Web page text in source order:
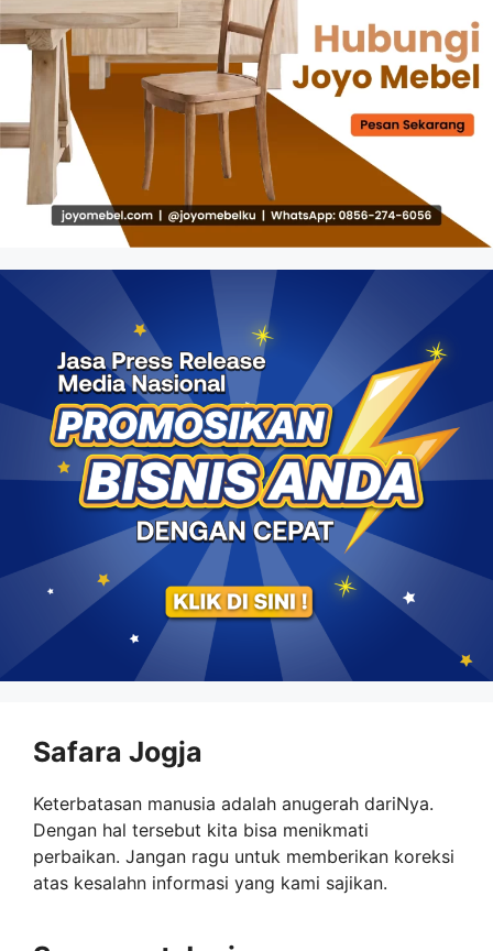
Safara Jogja
Keterbatasan manusia adalah anugerah dariNya.
Dengan hal tersebut kita bisa menikmati
perbaikan. Jangan ragu untuk memberikan koreksi
atas kesalahn informasi yang kami sajikan.